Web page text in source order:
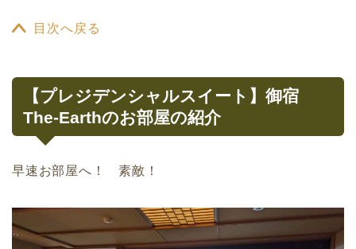
目次へ戻る
【プレジデンシャルスイート】御宿
The-Earthのお部屋の紹介
早速お部屋へ！ 素敵！